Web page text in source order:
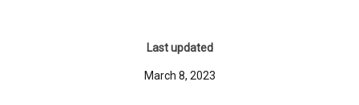
Last updated
March 8, 2023